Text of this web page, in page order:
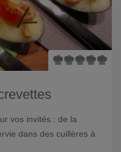
vos invités : de la
dans des cuillères à